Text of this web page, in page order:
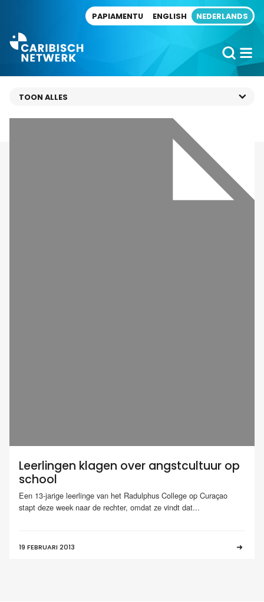
PAPIAMENTU ENGLISH NEDERLANDS
Leerlingen klagen over angstcultuur op
school
Een 13-jarige leerlinge van het Radulphus College op Curaçao
stapt deze week naar de rechter, omdat ze vindt dat...
19 FEBRUARI 2013